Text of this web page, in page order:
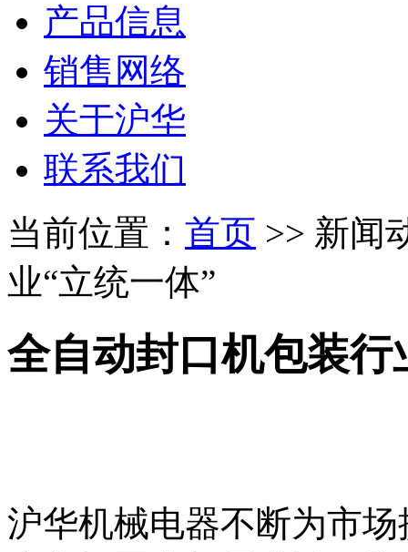
产品信息
销售网络
关于沪华
联系我们
当前位置： 首页 >> 新闻
业“立统一体”
全自动封口机包装行
沪华机械电器不断为市